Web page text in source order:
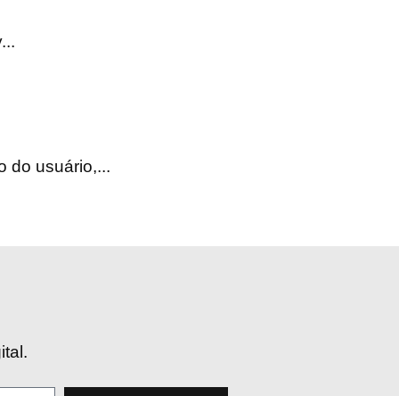
do usuário,...